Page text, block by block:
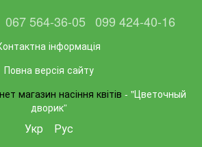
067 564-36-05 099 424-40-16
інформація
Повна версія сайту
магазин насіння квітів - "Цветочный
дворик”
Укр Рус